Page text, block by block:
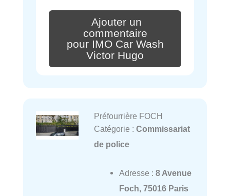
Ajouter un
commentaire
pour IMO Car Wash
Victor Hugo
Préfourrière FOCH
Catégorie : Commissariat
de police
Adresse : 8 Avenue
Foch, 75016 Paris